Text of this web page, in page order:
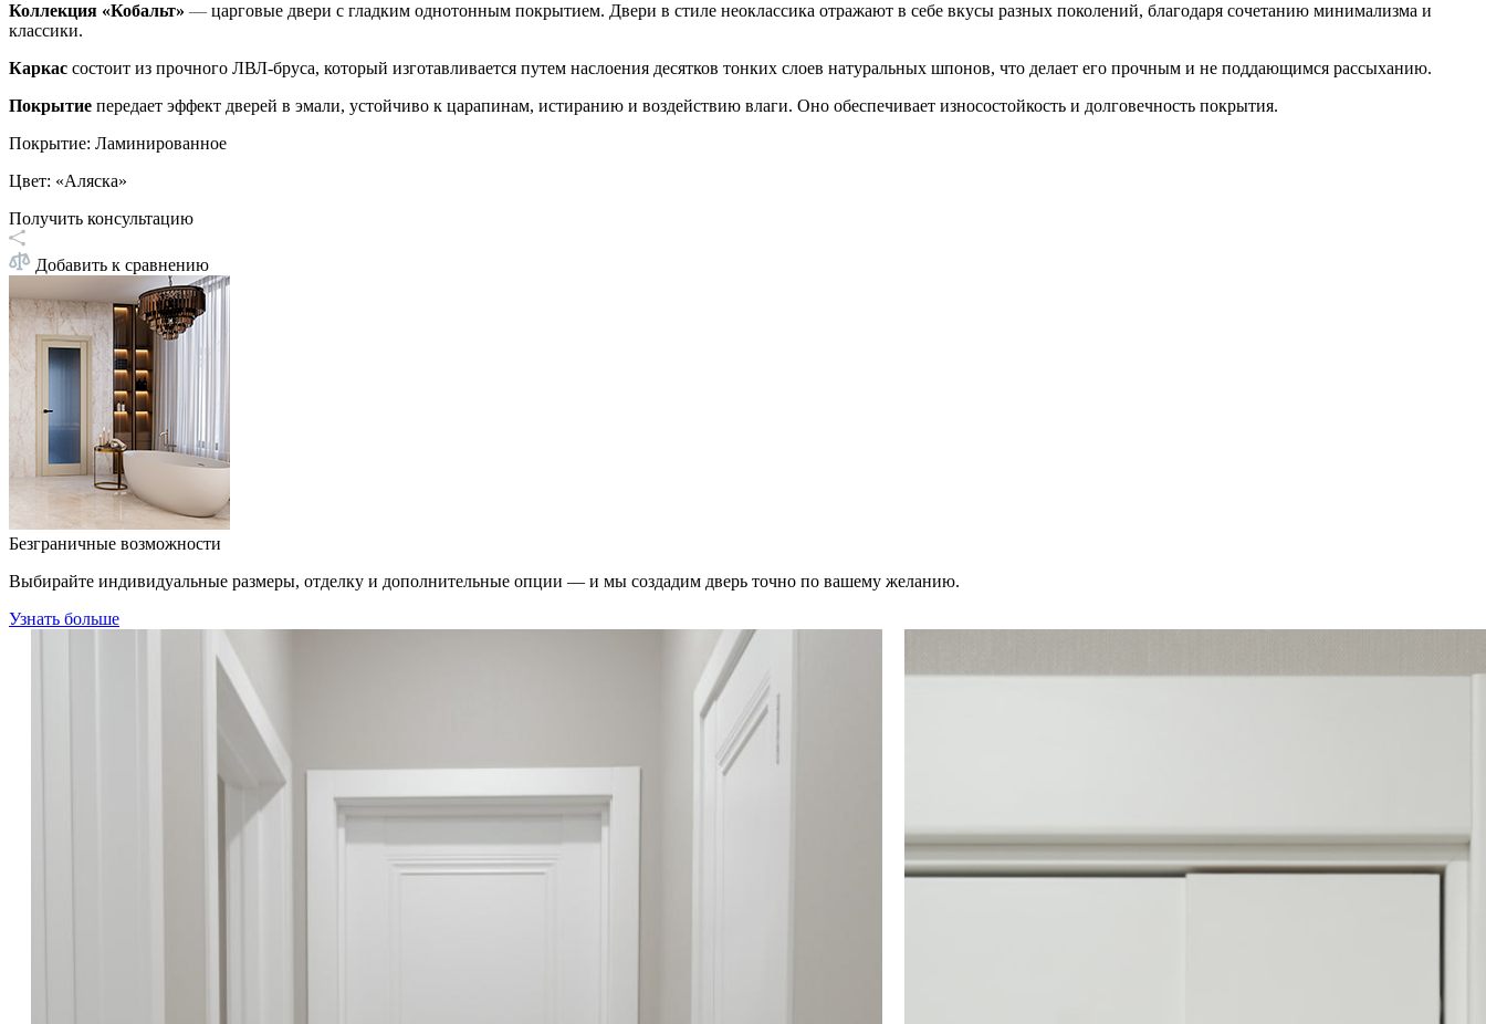
Коллекция «Кобальт» — царговые двери с гладким однотонным покрытием. Двери в стиле неоклассика отражают в себе вкусы разных поколений, благодаря сочетанию минимализма и
классики.
Каркас состоит из прочного ЛВЛ-бруса, который изготавливается путем наслоения десятков тонких слоев натуральных шпонов, что делает его прочным и не поддающимся рассыханию.
Покрытие передает эффект дверей в эмали, устойчиво к царапинам, истиранию и воздействию влаги. Оно обеспечивает износостойкость и долговечность покрытия.
Покрытие: Ламинированное
Цвет: «Аляска»
Получить консультацию
Добавить к сравнению
Безграничные возможности
Выбирайте индивидуальные размеры, отделку и дополнительные опции — и мы создадим дверь точно по вашему желанию.
Узнать больше